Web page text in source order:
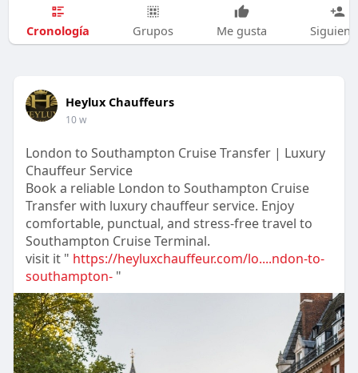
Cronología Grupos Me gusta
Heylux Chauffeurs
10 w
London to Southampton Cruise Transfer | Luxury
Chauffeur Service
Book a reliable London to Southampton Cruise
Transfer with luxury chauffeur service. Enjoy
comfortable, punctual, and stress-free travel to
Southampton Cruise Terminal.
visit it " https://heyluxchauffeur.com/lo....ndon-to-
southampton-"